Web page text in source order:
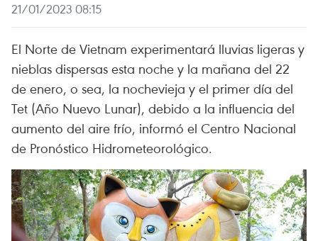
21/01/2023 08:15
El Norte de Vietnam experimentará lluvias ligeras y
nieblas dispersas esta noche y la mañana del 22
de enero, o sea, la nochevieja y el primer día del
Tet (Año Nuevo Lunar), debido a la influencia del
aumento del aire frío, informó el Centro Nacional
de Pronóstico Hidrometeorológico.